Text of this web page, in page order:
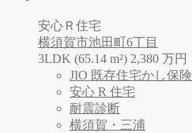
安心Ｒ住宅
横須賀市池田町6丁目
3LDK (65.14 m²) 2,380 万円
JIO 既存住宅かし保険
安心 R 住宅
耐震診断
横須賀・三浦